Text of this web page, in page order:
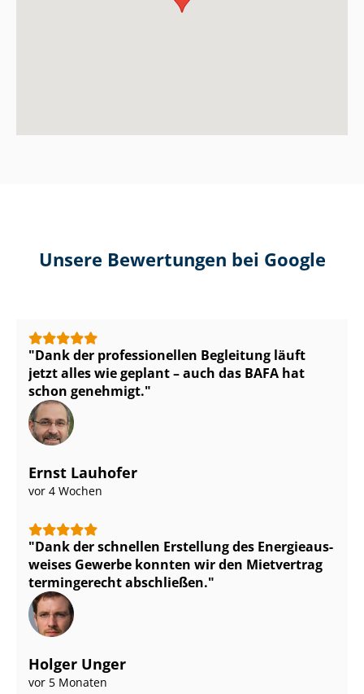
Unsere Bewertungen bei Google
Dank der professionellen Begleitung läuft
jetzt alles wie geplant – auch das BAFA hat
schon genehmigt.
Ernst Lauhofer
vor 4 Wochen
Dank der schnellen Erstellung des En­er­gie­aus­
wei­ses Gewerbe konnten wir den Mietvertrag
termingerecht abschließen.
Holger Unger
vor 5 Monaten